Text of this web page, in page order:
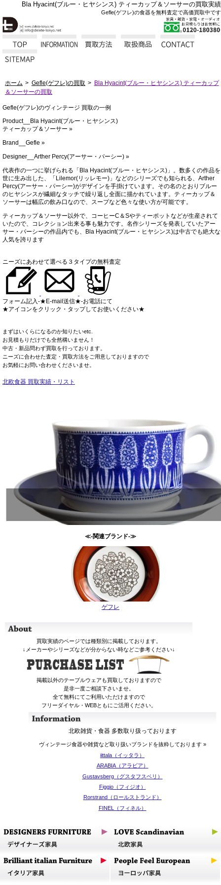
Bla Hyacint(ブルー・ヒヤシンス) ティーカップ＆ソーサーの買取実績
Gefle(ゲフレ)の食器を無料査定で高価買取中です
ホーム Gefle(ゲフレ)の買取
Bla Hyacint(ブルー・ヒヤシンス) ティーカップ
＆ソーサーの買取
Gefle(ゲフレ)のヴィンテージ 買取の一例
Product__Bla Hyacint(ブルー・ヒヤシンス)
ティーカップ＆ソーサー »
Brand__Gefle »
Designer__Arther Percy(アーサー・パーシー) »
代表作の一つに挙げられる「Bla Hyacint(ブルー・ヒヤシンス)」。数多くの作品を
世に生み出した、「Lilemor(リッレモー)」などのシリーズでも知られる、Arther
Percy(アーサー・パーシー)がデザインを手掛けています。その名のとおりブルー
のヒヤシンスが繊細なタッチで繰り返し全面に描かれています。ティーカップ＆
ソーサーは幅広の飲み口なので、スープなど色々な使い方が可能です。
ティーカップ＆ソーサー以外で、コーヒーC＆Sやティーポットなどが生産されて
いたので、コレクション出来る事も魅力です。名作シリーズを発表していたアー
サー・パーシーの作品内でも、Bla Hyacint(ブルー・ヒヤシンス)は中古でも絶大な
人気を誇ります
ニーズにあわせて選べる３タイプの無料査定
フォーム記入-★E-mail送信★-お電話にて
★アイコンをクリック・タップしてお使いください★
まずはいくらになるのか知りたいetc.
お見積もりだけでも全然構いません！
中古・新品問わず買取を行っております。
ニーズに合わせた査定・買取方法をご用意しておりますので
お気軽にお問い合わせくださいませ。
北欧食器 買取実績・リスト
≪-関連ブランド-≫
ゲフレ
買取実績のページでは種類別に掲載しております。
↓メーカーやシリーズなどが分からない時などご参考ください↓
掲載以外のテーブルウェアも買取しておりますので
是非一度ご相談下さいませ。
全て無料にてご利用いただけますので
フリーダイヤル・WEBともにご活用ください。
北欧雑貨・食器 多数取り扱っております
ヴィンテージ食器や雑貨など取り扱いブランドを抜粋しております »
iittala（イッタラ）
ARABIA（アラビア）
Gustavsberg（グスタフスベリ）
Figgjo（フィジオ）
Rorstrand（ロールストランド）
FINEL（フィネル）
Royal Copenhagen（ロイヤル コペンハーゲン）
上記以外のメーカー、多様なジャンルの製品を
コンディションで取り扱っております
ご連絡の際、シリーズ名などをいただけましたら